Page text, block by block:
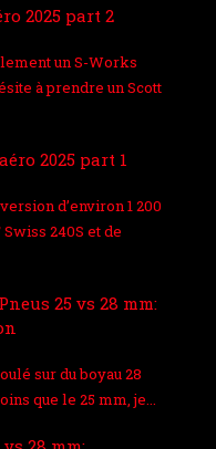
2025 part 2
un S-Works
à prendre un Scott
2025 part 1
d’environ 1 200
240S et de
Pneus 25 vs 28 mm:
sur du boyau 28
que le 25 mm, je…